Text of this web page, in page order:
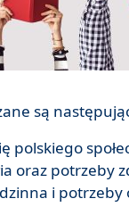
są
polskiego
oraz potrzeby
i potrzeby